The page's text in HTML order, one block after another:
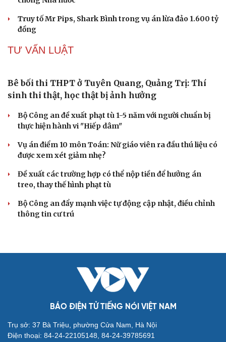
Truy tố tài xế xe tải vụ nữ sinh tử vong ở Vĩnh
Long
giáo lĩnh án 7 năm 6 tháng tù
nâng tổng số lên 29 bị can
Đoàn Bảo Châu bị phạt 7 năm tù về hành vi tuyên truyền
Truy tố Mr Pips, Shark Bình trong vụ án lừa đảo 1.600 tỷ
TƯ VẤN LUẬT
Bê bối thi THPT ở Tuyên Quang, Quảng Trị: Thí
sinh thi thật, học thật bị ảnh hưởng
Vụ án điểm 10 môn Toán: Nữ giáo viên ra đầu thú liệu có
Đề xuất các trường hợp có thể nộp tiền để hưởng án
treo, thay thế hình phạt tù
Bộ Công an đẩy mạnh việc tự động cập nhật, điều chỉnh
thông tin cư trú